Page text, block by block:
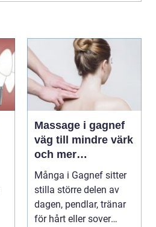
Massage i gagnef
väg till mindre värk
och mer
vardagsenergi
Många i Gagnef sitter
stilla större delen av
dagen, pendlar, tränar
för hårt eller sover